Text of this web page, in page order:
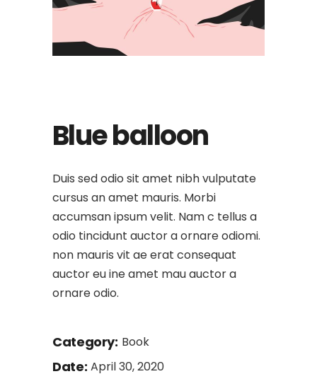
Blue balloon
Duis sed odio sit amet nibh vulputate
cursus an amet mauris. Morbi
accumsan ipsum velit. Nam c tellus a
odio tincidunt auctor a ornare odiomi.
non mauris vit ae erat consequat
auctor eu ine amet mau auctor a
ornare odio.
Category: Book
Date: April 30, 2020